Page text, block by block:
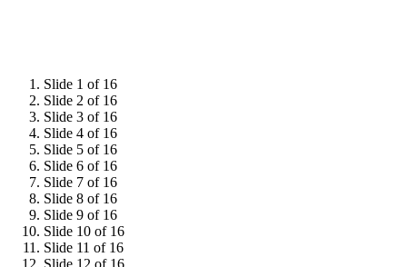
Slide 1 of 16
Slide 2 of 16
Slide 3 of 16
Slide 4 of 16
Slide 5 of 16
Slide 6 of 16
Slide 7 of 16
Slide 8 of 16
Slide 9 of 16
Slide 10 of 16
Slide 11 of 16
Slide 12 of 16